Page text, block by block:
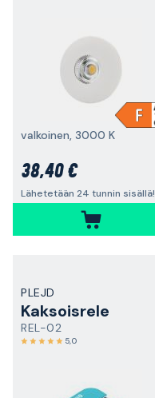
valkoinen, 3000 K
38,40 €
Lähetetään 24 tunnin sisällä!
PLEJD
Kaksoisrele
REL-02
5,0